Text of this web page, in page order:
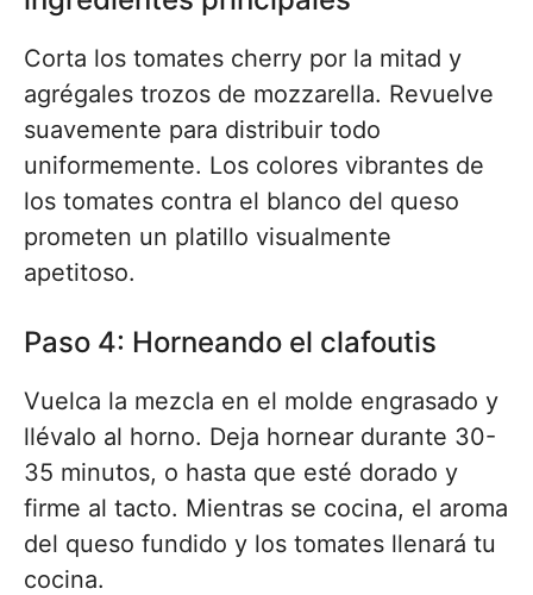
Corta los tomates cherry por la mitad y
agrégales trozos de mozzarella. Revuelve
suavemente para distribuir todo
uniformemente. Los colores vibrantes de
los tomates contra el blanco del queso
prometen un platillo visualmente
apetitoso.
Paso 4: Horneando el clafoutis
Vuelca la mezcla en el molde engrasado y
llévalo al horno. Deja hornear durante 30-
35 minutos, o hasta que esté dorado y
firme al tacto. Mientras se cocina, el aroma
del queso fundido y los tomates llenará tu
cocina.